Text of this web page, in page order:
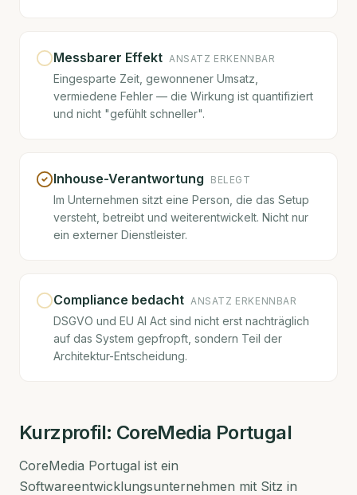
Messbarer Effekt ANSATZ ERKENNBAR
Eingesparte Zeit, gewonnener Umsatz,
vermiedene Fehler — die Wirkung ist quantifiziert
und nicht "gefühlt schneller".
Inhouse-Verantwortung BELEGT
Im Unternehmen sitzt eine Person, die das Setup
versteht, betreibt und weiterentwickelt. Nicht nur
ein externer Dienstleister.
Compliance bedacht ANSATZ ERKENNBAR
DSGVO und EU AI Act sind nicht erst nachträglich
auf das System gepfropft, sondern Teil der
Architektur-Entscheidung.
Kurzprofil: CoreMedia Portugal
CoreMedia Portugal ist ein
Softwareentwicklungsunternehmen mit Sitz in